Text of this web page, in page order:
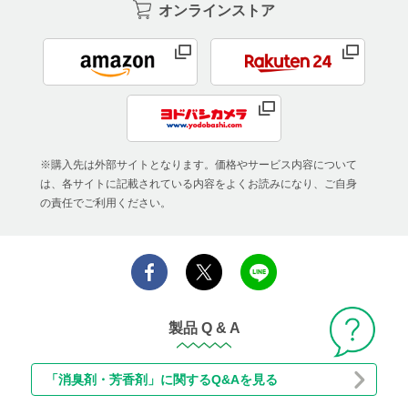
オンラインストア
※購入先は外部サイトとなります。価格やサービス内容について
は、各サイトに記載されている内容をよくお読みになり、ご自身
の責任でご利用ください。
製品 Q & A
「消臭剤・芳香剤」に関するQ&Aを見る